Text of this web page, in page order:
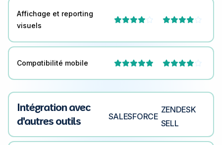
Affichage et reporting
visuels
 
Compatibilité mobile  
Intégration avec
d'autres outils
SALESFORCE
ZENDESK
SELL